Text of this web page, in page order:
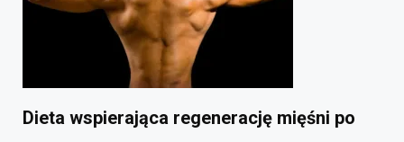
Dieta wspierająca regenerację mięśni po